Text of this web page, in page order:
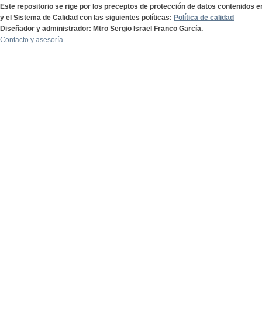
Este repositorio se rige por los preceptos de protección de datos contenidos
y el Sistema de Calidad con las siguientes políticas: Política de calidad
Diseñador y administrador: Mtro Sergio Israel Franco García.
Contacto y asesoría